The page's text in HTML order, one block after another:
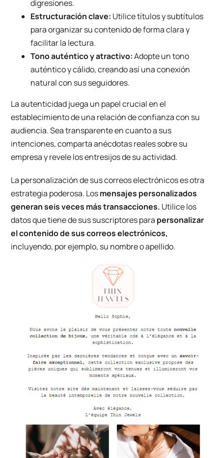
digresiones.
Estructuración clave: Utilice títulos y subtítulos
para organizar su contenido de forma clara y
facilitar la lectura.
Tono auténtico y atractivo:Adopte un tono
auténtico y cálido, creando así una conexión
natural con sus seguidores.
La autenticidad juega un papel crucial en el
establecimiento de una relación de confianza con su
audiencia. Sea transparente en cuanto a sus
intenciones, comparta anécdotas reales sobre su
empresa y revele los entresijos de su actividad.
La personalización de sus correos electrónicos es otra
estrategia poderosa. Losmensajes personalizados
generan seis veces más transacciones. Utilice los
datos que tiene de sus suscriptores para personalizar
el contenido de sus correos electrónicos,
incluyendo, por ejemplo, su nombre o apellido.